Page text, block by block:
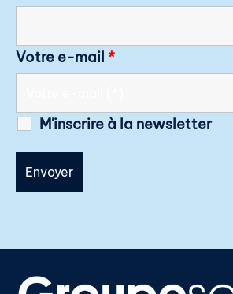
Votre e-mail *
M'inscrire à la newsletter